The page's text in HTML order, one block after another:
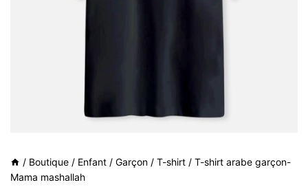
/ Boutique / Enfant / Garçon / T-shirt / T-shirt arabe garçon-
Mama mashallah